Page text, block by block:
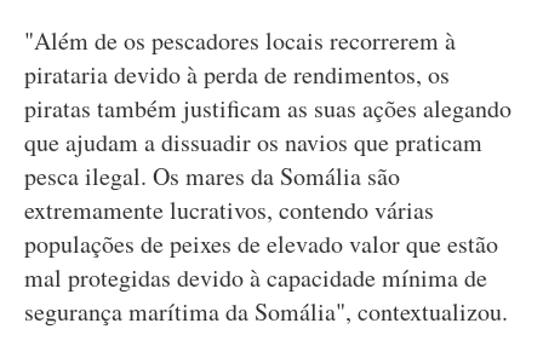
"Além de os pescadores locais recorrerem à
pirataria devido à perda de rendimentos, os
piratas também justificam as suas ações alegando
que ajudam a dissuadir os navios que praticam
pesca ilegal. Os mares da Somália são
extremamente lucrativos, contendo várias
populações de peixes de elevado valor que estão
mal protegidas devido à capacidade mínima de
segurança marítima da Somália", contextualizou.